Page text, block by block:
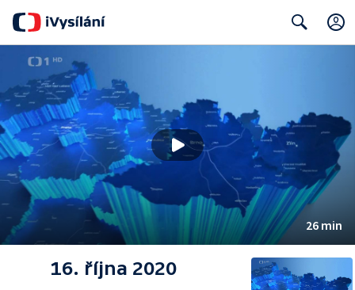
26 min
16. října 2020